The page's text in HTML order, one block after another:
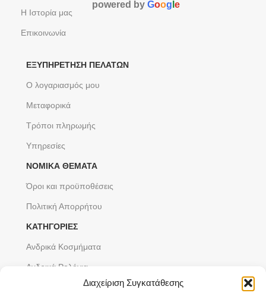
Διαχείριση Συγκατάθεσης
Η Ιστορία μας
Επικοινωνία
powered by Goog e
ΕΞΥΠΗΡΈΤΗΣΗ ΠΕΛΑΤΏΝ
Ο λογαριασμός μου
Μεταφορικά
Τρόποι πληρωμής
Υπηρεσίες
ΝΟΜΙΚΆ ΘΈΜΑΤΑ
Όροι και προϋποθέσεις
Πολιτική Απορρήτου
ΚΑΤΗΓΟΡΙΕΣ
Ανδρικά Κοσμήματα
Ανδρικά Ρολόγια
Γυναικεία Κοσμήματα